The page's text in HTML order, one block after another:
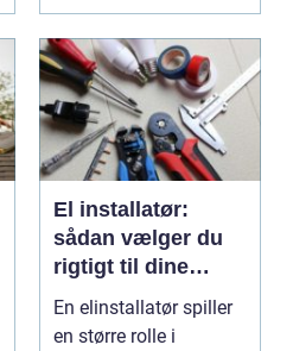
El installatør:
sådan vælger du
rigtigt til dine
elinstallationer
En elinstallatør spiller
en større rolle i